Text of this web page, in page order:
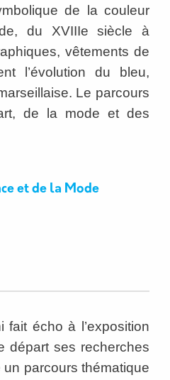
de la couleur
du XVIIIe siècle à
vêtements de
l’évolution du bleu,
Le parcours
de la mode et des
et de la Mode
écho à l’exposition
départ ses recherches
parcours thématique